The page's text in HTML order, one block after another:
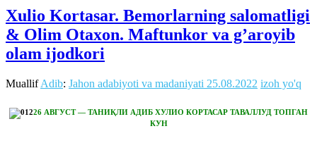
Xulio Kortasar. Bemorlarning salomatligi
& Olim Otaxon. Maftunkor va g’aroyib
olam ijodkori
MuallifAdib: Jahon adabiyoti va madaniyati 25.08.2022 izoh yo'q
26 АВГУСТ — ТАНИҚЛИ АДИБ ХУЛИО КОРТАСАР ТАВАЛЛУД ТОПГАН
КУН